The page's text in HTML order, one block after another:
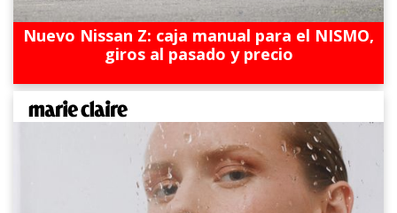
Nuevo Nissan Z: caja manual para el NISMO,
giros al pasado y precio